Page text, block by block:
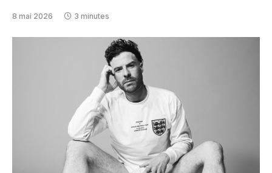
8 mai 2026 3 minutes